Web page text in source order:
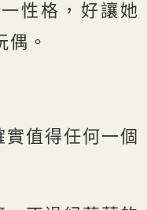
性格，好讓她
偶。
值得任何一個